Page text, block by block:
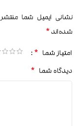
نشانی ایمیل شما
شده‌اند*
امتیاز شما *
دیدگاه شما *